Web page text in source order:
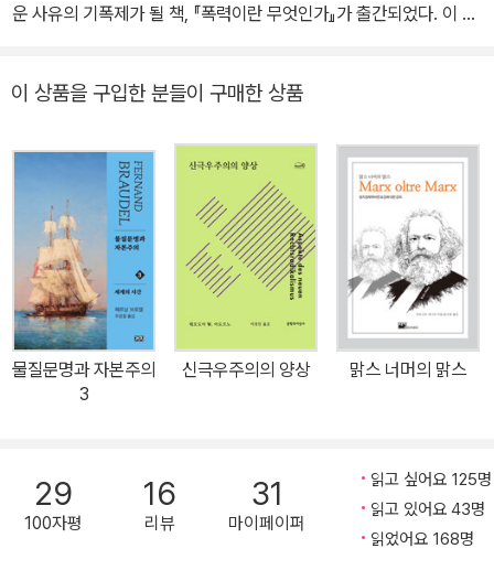
운 사유의 기폭제가 될 책, 『폭력이란 무엇인가』가 출간되었다. 이 책
넘으며, 국내에 번역 · 소개된 것만도 30여 종이 넘는다. 1989년부터
력은 그 자체로 경이롭다. 알다시피, 지젝은 가장 난해하다는 두 사상
가, 헤겔과 라캉을 바탕으로 마르크스를 더해 그 사유의 복잡한 지형
을 그려나간다. 덕분인지, 그의 사유가 “세련된 라캉적 분석과 덜 해
체된 전통적 마르크스주의 사이에서 분열돼 있다는 비판도 제기되고,
그의 철학 ‘퍼포먼스’가 고상한 철학을 대중문화로 더럽힌다는 비난
도 가해진다.” 하지만 그의 사유에 동의하든 말든, 최소한 최근 20여
년 동안, 동시대의 다양하고 구체적인 이슈들과 관련해 그토록 다채
로운 대중문화의 소스를 활용해 지젝과 같이 명쾌한 분석을 내놓은
려고 노력했던 점, 이 책의 가장 커다란 미덕이 아닐 수 없다. 그리고
다양한 시각적 자료들을 덧붙여 그 이해를 돕고자 했다. 저자와의 수
도 없는 이메일을 통한 소통을 통해 글자를 쫓는 번역을 넘어, 저자가
이 상품을 구입한 분들이 구매한 상품
물질문명과 자본주의
3
신극우주의의 양상 맑스 너머의 맑스
29
100자평
16
리뷰
31
마이페이퍼
읽고 싶어요 125명
읽고 있어요 43명
읽었어요 168명